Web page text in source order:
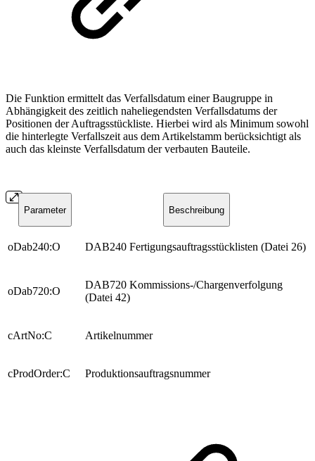
Die Funktion ermittelt das Verfallsdatum einer Baugruppe in
Abhängigkeit des zeitlich naheliegendsten Verfallsdatums der
Positionen der Auftragsstückliste. Hierbei wird als Minimum sowohl
die hinterlegte Verfallszeit aus dem Artikelstamm berücksichtigt als
auch das kleinste Verfallsdatum der verbauten Bauteile.
Parameter Beschreibung
oDab240:O DAB240 Fertigungsauftragsstücklisten (Datei 26)
oDab720:O
DAB720 Kommissions-/Chargenverfolgung
(Datei 42)
cArtNo:C Artikelnummer
cProdOrder:C Produktionsauftragsnummer